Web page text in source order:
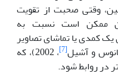
وقتی صحبت از تقویت
ممکن است نسبت به
کمدی یا تماشای تصاویر
و آشیل[7]
، 2002)، که
در روابط شود.